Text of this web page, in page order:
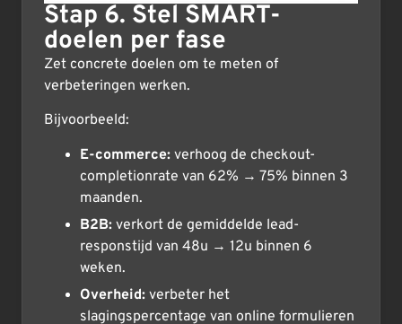
Stap 6. Stel SMART-
doelen per fase
Zet concrete doelen om te meten of
verbeteringen werken.
Bijvoorbeeld:
E-commerce: verhoog de checkout-
completionrate van 62% → 75% binnen 3
maanden.
B2B: verkort de gemiddelde lead-
responstijd van 48u → 12u binnen 6
weken.
Overheid: verbeter het
slagingspercentage van online formulieren